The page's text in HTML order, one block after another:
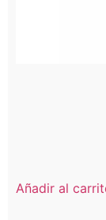
Añadir al